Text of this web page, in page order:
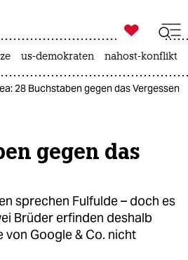
zahl ich
ich

taz zahl ich
us-demokraten nahost-konflikt
28 Buchstaben gegen das Vergessen
gegen das
sprechen Fulfulde – doch es
Brüder erfinden deshalb
von Google & Co. nicht